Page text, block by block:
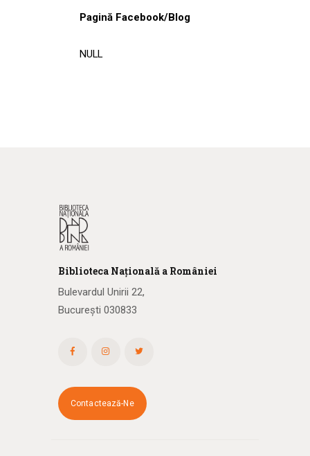
Pagină Facebook/Blog
NULL
Biblioteca Națională a României
Bulevardul Unirii 22,
București 030833
Contactează-Ne